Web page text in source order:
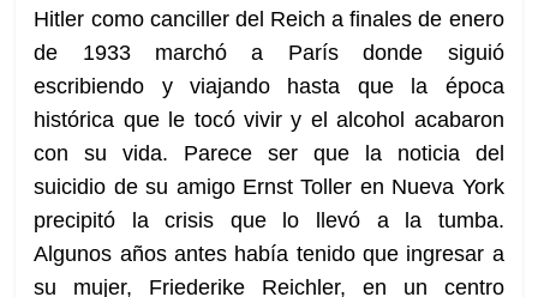
Hitler como canciller del Reich a finales de enero
de 1933 marchó a París donde siguió
escribiendo y viajando hasta que la época
histórica que le tocó vivir y el alcohol acabaron
con su vida. Parece ser que la noticia del
suicidio de su amigo Ernst Toller en Nueva York
precipitó la crisis que lo llevó a la tumba.
Algunos años antes había tenido que ingresar a
su mujer, Friederike Reichler, en un centro